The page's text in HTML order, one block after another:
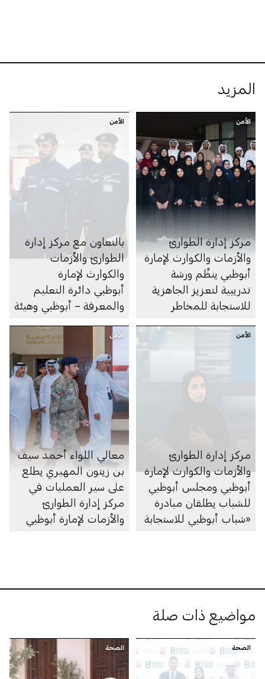
المزيد
الأمن
مركز إدارة الطوارئ
والأزمات والكوارث لإمارة
أبوظبي ينظِّم ورشة
تدريبية لتعزيز الجاهزية
للاستجابة للمخاطر
الأمن
بالتعاون مع مركز إدارة
الطوارئ والأزمات
والكوارث لإمارة
أبوظبي دائرة التعليم
والمعرفة – أبوظبي وهيئة
تُجريان زيارات تفتيشية
لأكثر من 480 مدرسة
وحضانة لتقييم مستويات
الجاهزية وتعزيز معايير
السلامة في المؤسسات
التعليمية التابعة للدائرة
الأمن
مركز إدارة الطوارئ
والأزمات والكوارث لإمارة
أبوظبي ومجلس أبوظبي
للشباب يطلقان مبادرة
«شباب أبوظبي للاستجابة
الأمن
معالي اللواء أحمد سيف
بن زيتون المهيري يطلع
على سير العمليات في
مركز إدارة الطوارئ
والأزمات لإمارة أبوظبي
مواضيع ذات صلة
الصحة الصحة